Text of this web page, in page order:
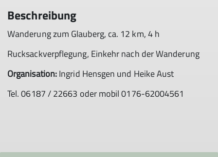
Beschreibung
Wanderung zum Glauberg, ca. 12 km, 4 h
Rucksackverpflegung, Einkehr nach der Wanderung
Organisation:Ingrid Hensgen und Heike Aust
Tel. 06187 / 22663 oder mobil 0176-62004561